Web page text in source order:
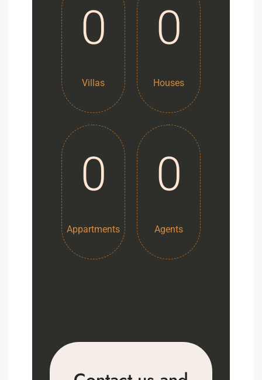
Villas
0
Houses
0
Appartments
0
Agents
0